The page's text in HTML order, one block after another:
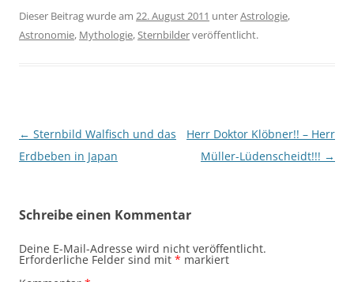
Dieser Beitrag wurde am 22. August 2011 unterAstrologie,
Astronomie, Mythologie,Sternbilderveröffentlicht.
Beitragsnavigation
← Sternbild Walfisch und das
Erdbeben in Japan
Herr Doktor Klöbner!! – Herr
Müller-Lüdenscheidt!!! →
Schreibe einen Kommentar
Deine E-Mail-Adresse wird nicht veröffentlicht.
Erforderliche Felder sind mit * markiert